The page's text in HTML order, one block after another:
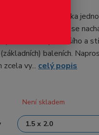
Evergreen. Délka
V jedné sadě se
tyče. Hranoly menšího a
baleních.
vy... celý popis
Není skladem